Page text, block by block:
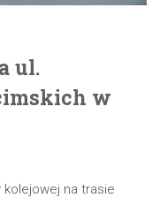
ul.
w
na trasie